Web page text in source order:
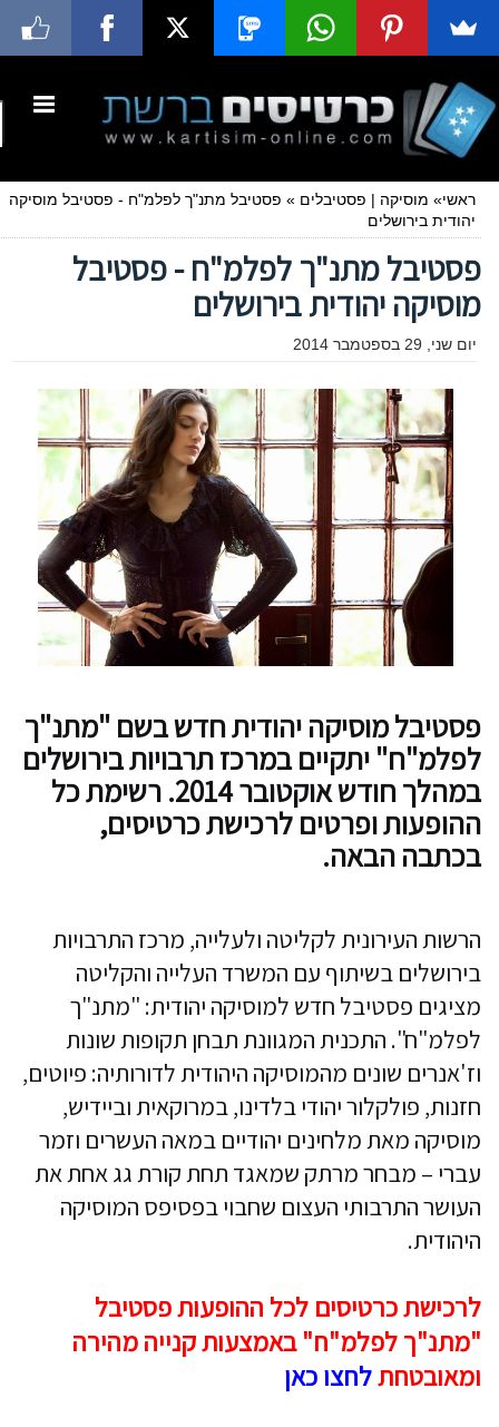
ראשי» מוסיקה | פסטיבלים » פסטיבל מתנ"ך לפלמ"ח - פסטיבל מוסיקה
יהודית בירושלים
פסטיבל מתנ"ך לפלמ"ח - פסטיבל
מוסיקה יהודית בירושלים
יום שני, 29 בספטמבר 2014
פסטיבל מוסיקה יהודית חדש בשם "מתנ"ך
לפלמ"ח" יתקיים במרכז תרבויות בירושלים
במהלך חודש אוקטובר 2014. רשימת כל
ההופעות ופרטים לרכישת כרטיסים,
בכתבה הבאה.
הרשות העירונית לקליטה ולעלייה, מרכז התרבויות
בירושלים בשיתוף עם המשרד העלייה והקליטה
מציגים פסטיבל חדש למוסיקה יהודית: "מתנ"ך
לפלמ"ח". התכנית המגוונת תבחן תקופות שונות
וז'אנרים שונים מהמוסיקה היהודית לדורותיה: פיוטים,
חזנות, פולקלור יהודי בלדינו, במרוקאית וביידיש,
מוסיקה מאת מלחינים יהודיים במאה העשרים וזמר
עברי – מבחר מרתק שמאגד תחת קורת גג אחת את
העושר התרבותי העצום שחבוי בפסיפס המוסיקה
היהודית.
לרכישת כרטיסים לכל ההופעות פסטיבל
"מתנ"ך לפלמ"ח" באמצעות קנייה מהירה
ומאובטחתלחצו כאן